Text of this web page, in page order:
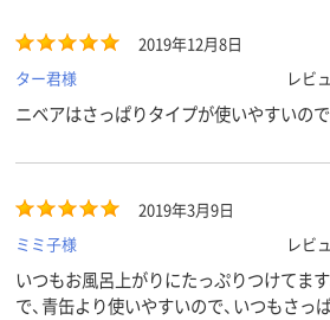
2019年12月8日
ター君様
レビ
ニベアはさっぱりタイプが使いやすいので
2019年3月9日
ミミ子様
レビ
いつもお風呂上がりにたっぷりつけてま
で、青缶より使いやすいので、いつもさっ